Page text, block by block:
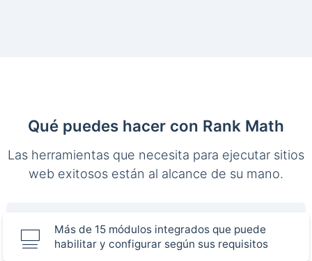
Qué puedes hacer con Rank Math
Las herramientas que necesita para ejecutar sitios
web exitosos están al alcance de su mano.
Más de 15 módulos integrados que puede
habilitar y configurar según sus requisitos